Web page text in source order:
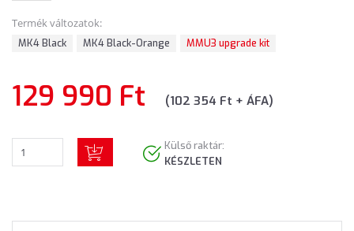
Termék változatok:
MK4 Black MK4 Black-Orange MMU3 upgrade kit
129 990 Ft (102 354 Ft + ÁFA)
Külső raktár:
KÉSZLETEN